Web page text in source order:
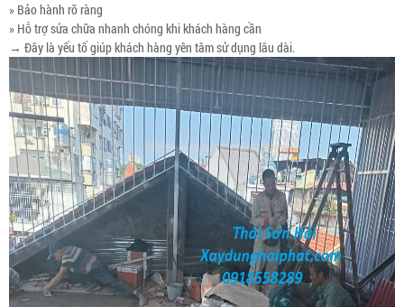
» Bảo hành rõ ràng
» Hỗ trợ sửa chữa nhanh chóng khi khách hàng cần
→ Đây là yếu tố giúp khách hàng yên tâm sử dụng lâu dài.